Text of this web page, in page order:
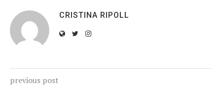
CRISTINA RIPOLL
previous post